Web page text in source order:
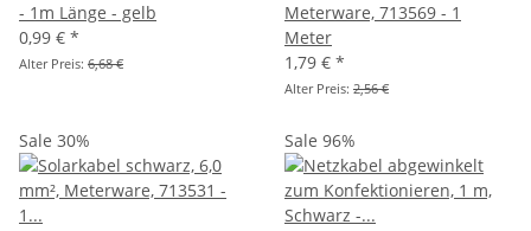
- 1m Länge - gelb
0,99 € *
Alter Preis: 6,68 €
Meterware, 713569 - 1
Meter
1,79 € *
Alter Preis: 2,56 €
Sale 30% Sale 96%